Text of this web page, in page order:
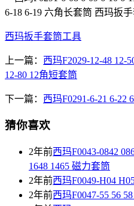
西玛扳手套筒工具
上一篇： 西玛F2029-12-48 12-
12-80 12角短套筒
下一篇： 西玛F0291-6-21 6-22
猜你喜欢
2年前西玛F0043-0842
1648 1465 磁力套筒
2年前西玛F0049-H04
2年前西玛F0047-55 56